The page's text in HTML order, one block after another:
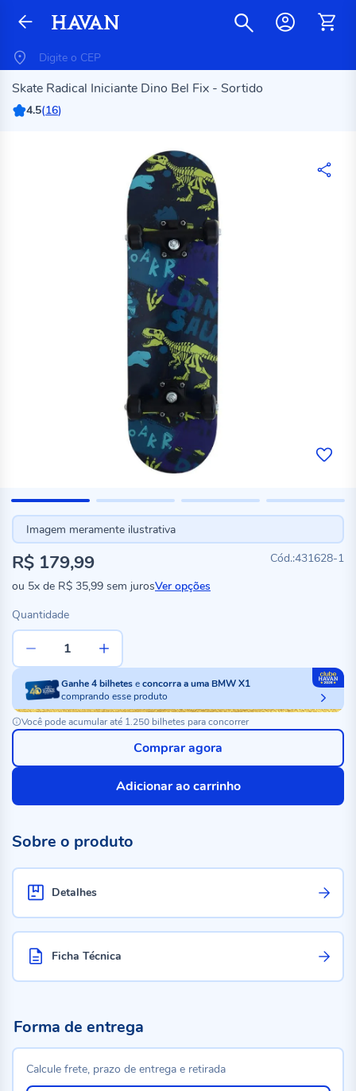
Skate Radical Iniciante Dino Bel Fix - Sortido
4.5(16)
Imagem meramente ilustrativa
431628-1
R$ 179,99
ou 5x de R$ 35,99 sem jurosVer opções
Quantidade
Ganhe4bilheteseconcorra a uma BMW X1
comprando esse produto
Você pode acumular até 1.250 bilhetes para concorrer
Adicionar ao carrinho
Comprar agora
Sobre o produto
Detalhes
Ficha Técnica
Forma de entrega
Calcule frete, prazo de entrega e retirada